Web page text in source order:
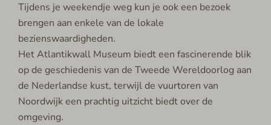
Tijdens je weekendje weg kun je ook een bezoek
brengen aan enkele van de lokale
bezienswaardigheden.
Het Atlantikwall Museum biedt een fascinerende blik
op de geschiedenis van de Tweede Wereldoorlog aan
de Nederlandse kust, terwijl de vuurtoren van
Noordwijk een prachtig uitzicht biedt over de
omgeving.